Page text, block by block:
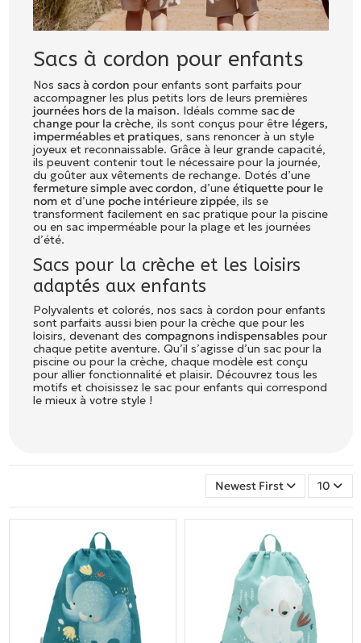
Sacs à cordon pour enfants
Nos sacs à cordon pour enfants sont parfaits pour
accompagner les plus petits lors de leurs premières
journées hors de la maison. Idéals comme sac de
change pour la crèche, ils sont conçus pour être légers,
imperméables et pratiques, sans renoncer à un style
joyeux et reconnaissable. Grâce à leur grande capacité,
ils peuvent contenir tout le nécessaire pour la journée,
du goûter aux vêtements de rechange. Dotés d’une
fermeture simple avec cordon, d’une étiquette pour le
nomet d’une poche intérieure zippée, ils se
transforment facilement en sac pratique pour la piscine
ou en sac imperméable pour la plage et les journées
d’été.
Sacs pour la crèche et les loisirs
adaptés aux enfants
Polyvalents et colorés, nos sacs à cordon pour enfants
sont parfaits aussi bien pour la crèche que pour les
loisirs, devenant des compagnons indispensablespour
chaque petite aventure. Qu’il s’agisse d’un sac pour la
piscine ou pour la crèche, chaque modèle est conçu
pour allier fonctionnalité et plaisir. Découvrez tous les
motifs et choisissez le sac pour enfants qui correspond
le mieux à votre style !
Newest First 10